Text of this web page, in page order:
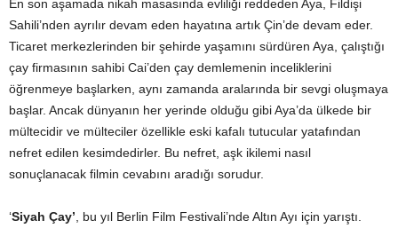
En son aşamada nikah masasında evliliği reddeden Aya, Fildişi
Sahili’nden ayrılır devam eden hayatına artık Çin’de devam eder.
Ticaret merkezlerinden bir şehirde yaşamını sürdüren Aya, çalıştığı
çay firmasının sahibi Cai’den çay demlemenin inceliklerini
öğrenmeye başlarken, aynı zamanda aralarında bir sevgi oluşmaya
başlar. Ancak dünyanın her yerinde olduğu gibi Aya’da ülkede bir
mültecidir ve mülteciler özellikle eski kafalı tutucular yatafından
nefret edilen kesimdedirler. Bu nefret, aşk ikilemi nasıl
sonuçlanacak filmin cevabını aradığı sorudur.
‘Siyah Çay’ , bu yıl Berlin Film Festivali’nde Altın Ayı için yarıştı.